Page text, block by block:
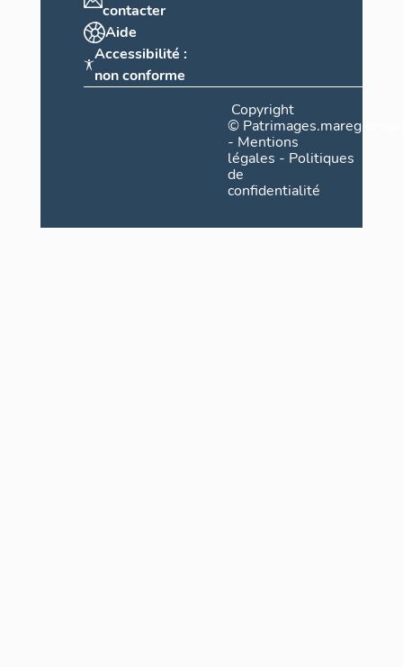
contacter
Aide
Accessibilité :
non conforme
Copyright
©
- Mentions
légales - Politiques
de
confidentialité